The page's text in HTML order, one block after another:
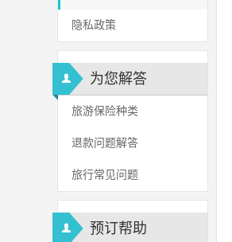
隐私政策
为您解答
旅游保险种类
退款问题解答
旅行常见问题
预订帮助